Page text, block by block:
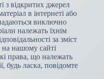
з відкритих джерел
в інтернеті або
виключно
належать їхнім
за зміст
нашому сайті
права, що належать
будь ласка, повідомте